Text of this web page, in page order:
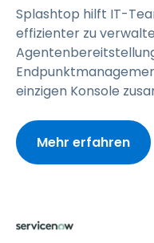
Splashtop hilft IT-
effizienter zu
einzigen Konsole
Mehr erfahren